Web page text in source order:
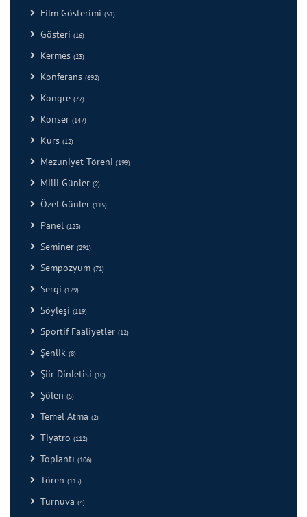
Film Gösterimi (51)
Gösteri (16)
Kermes (23)
Konferans (692)
Kongre (77)
Konser (147)
Kurs (12)
Mezuniyet Töreni (199)
Milli Günler (2)
Özel Günler (115)
Panel (123)
Seminer (291)
Sempozyum (71)
Sergi (129)
Söyleşi (119)
Sportif Faaliyetler (12)
Şenlik (8)
Şiir Dinletisi (10)
Şölen (5)
Temel Atma (2)
Tiyatro (112)
Toplantı (106)
Tören (115)
Turnuva (4)